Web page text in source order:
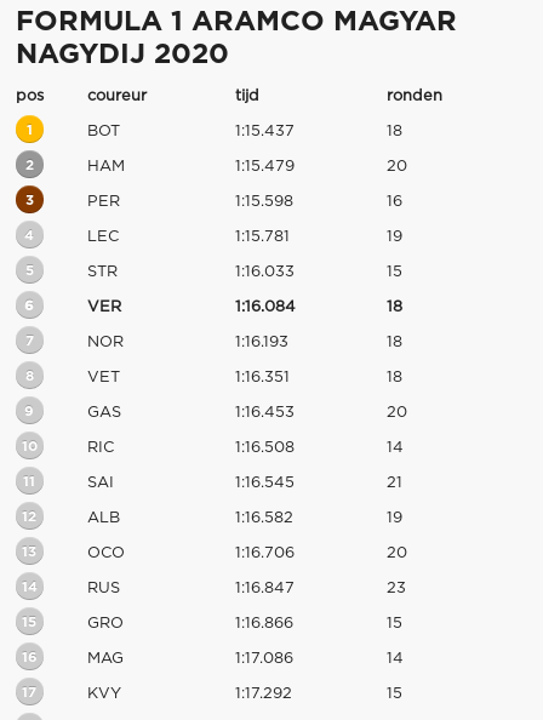
FORMULA 1 ARAMCO MAGYAR
NAGYDIJ 2020
pos coureur tijd ronden
1 BOT 1:15.437 18
2 HAM 1:15.479 20
3 PER 1:15.598 16
4 LEC 1:15.781 19
5 STR 1:16.033 15
6 VER 1:16.084 18
7 NOR 1:16.193 18
8 VET 1:16.351 18
9 GAS 1:16.453 20
10 RIC 1:16.508 14
11 SAI 1:16.545 21
12 ALB 1:16.582 19
13 OCO 1:16.706 20
14 RUS 1:16.847 23
15 GRO 1:16.866 15
16 MAG 1:17.086 14
17 KVY 1:17.292 15